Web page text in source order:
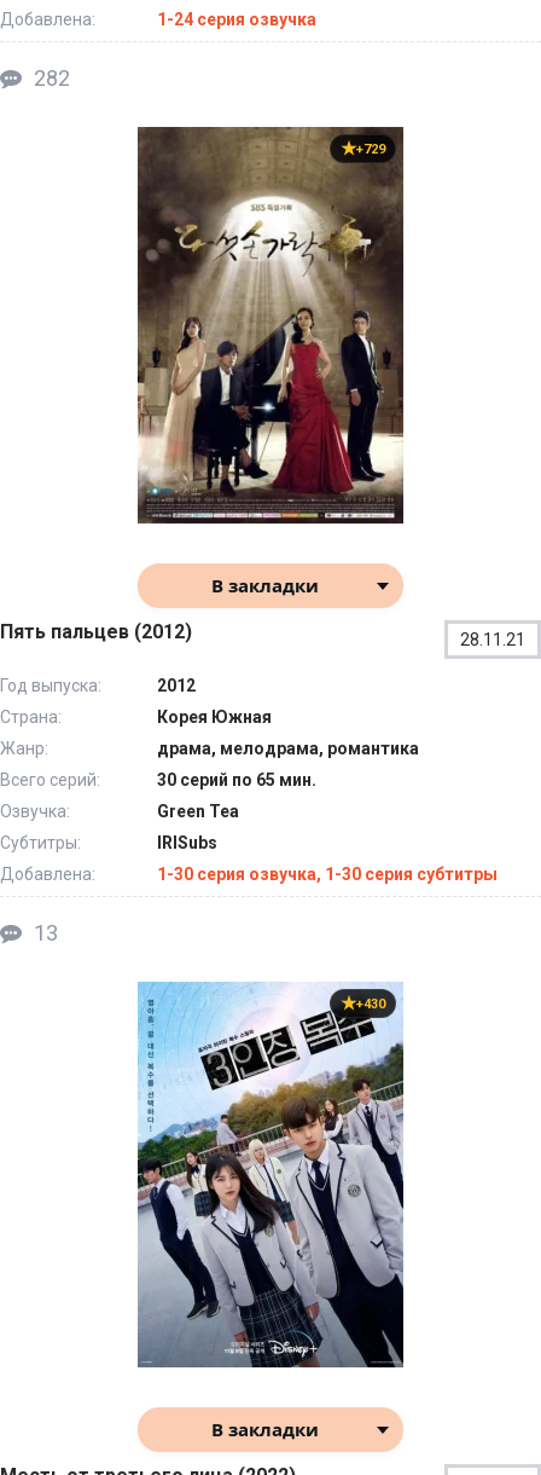
Добавлена: 1-24 серия озвучка
282
+729
В закладки
Пять пальцев (2012) 28.11.21
Год выпуска:
2012
Страна:
Корея Южная
Жанр:
драма, мелодрама, романтика
Всего серий:
30 серий по 65 мин.
Озвучка:
Green Tea
Субтитры:
IRISubs
Добавлена:
1-30 серия озвучка, 1-30 серия субтитры
13
+430
В закладки